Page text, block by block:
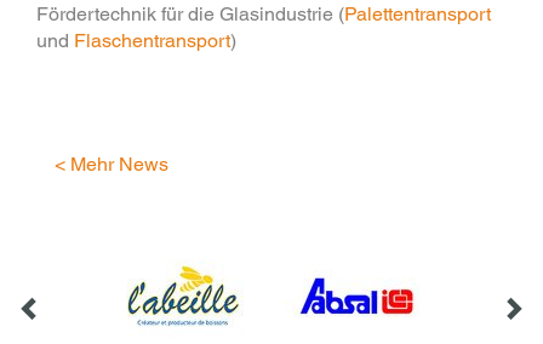
Fördertechnik für die Glasindustrie (Palettentransport
und Flaschentransport)
< Mehr News